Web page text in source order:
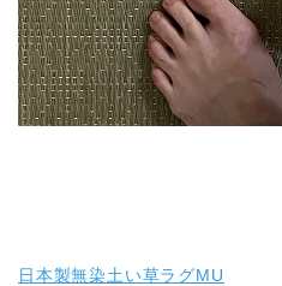
日本製無染土い草ラグMU